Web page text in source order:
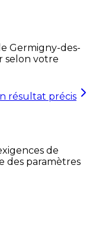
Germigny-des-
selon votre
résultat précis
de
des paramètres